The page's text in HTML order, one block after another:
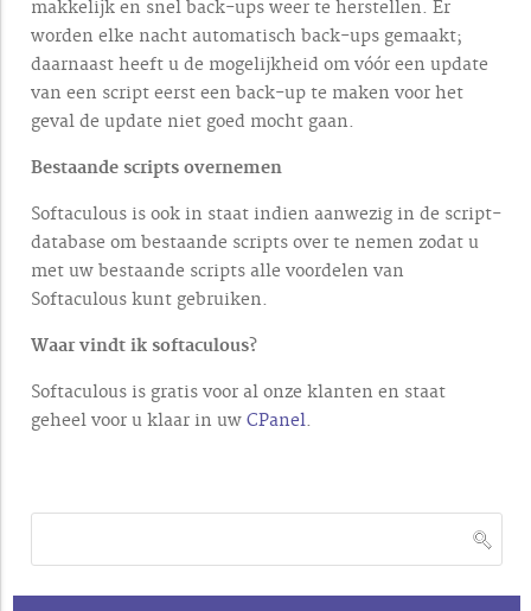
makkelijk en snel back-ups weer te herstellen. Er
worden elke nacht automatisch back-ups gemaakt;
daarnaast heeft u de mogelijkheid om vóór een update
van een script eerst een back-up te maken voor het
geval de update niet goed mocht gaan.
Bestaande scripts overnemen
Softaculous is ook in staat indien aanwezig in de script-
database om bestaande scripts over te nemen zodat u
met uw bestaande scripts alle voordelen van
Softaculous kunt gebruiken.
Waar vindt ik softaculous?
Softaculous is gratis voor al onze klanten en staat
geheel voor u klaar in uw CPanel.